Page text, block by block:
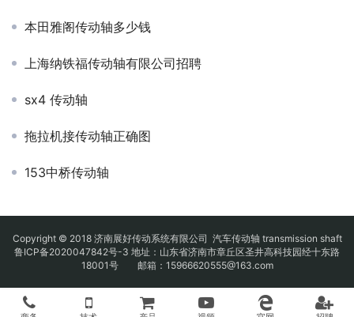
本田雅阁传动轴多少钱
上海纳铁福传动轴有限公司招聘
sx4 传动轴
拖拉机接传动轴正确图
153中桥传动轴
Copyright © 2018 济南展好传动系统有限公司 汽车传动轴 transmission shaft
鲁ICP备2020047842号-3 地址：山东省济南市章丘区圣井高科技园经十东路
18001号 邮箱：15966620555@163.com